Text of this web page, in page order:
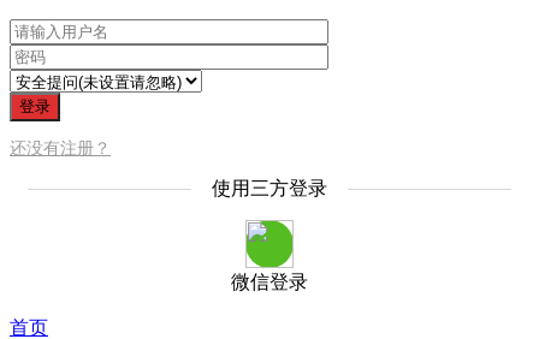
登录
还没有注册？
使用三方登录
微信登录
首页